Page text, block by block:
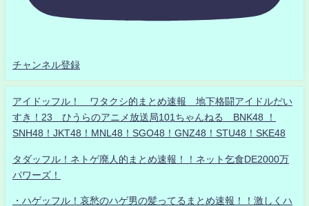
チャンネル登録
アイドッフル！ ワタクシ的まとめ速報 地下格闘アイドルだい
すき！23 ひうらのアニメ放送局101ちゃんねる BNK48 ！
SNH48！JKT48！MNL48！SGO48！GNZ48！STU48！SKE48
タダッフル！ネトゲ廃人的まとめ速報！！ネット乞食DE2000万
パワーズ！
・ハゲッフル！哀愁のハゲ男の髪ってるまとめ速報！！激しくハ